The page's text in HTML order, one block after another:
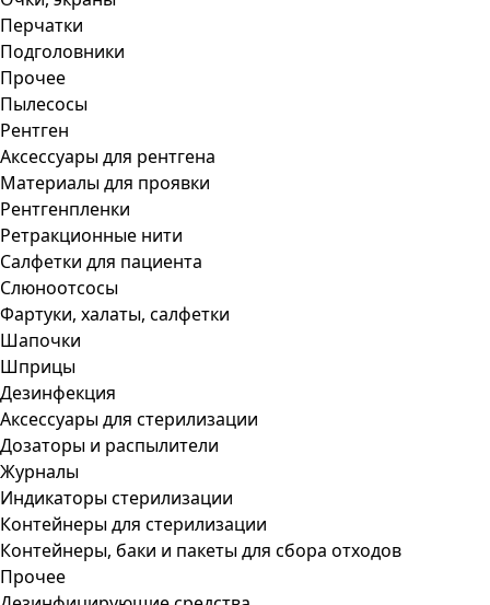
Перчатки
Подголовники
Прочее
Пылесосы
Рентген
Аксессуары для рентгена
Материалы для проявки
Рентгенпленки
Ретракционные нити
Салфетки для пациента
Слюноотсосы
Фартуки, халаты, салфетки
Шапочки
Шприцы
Дезинфекция
Аксессуары для стерилизации
Дозаторы и распылители
Журналы
Индикаторы стерилизации
Контейнеры для стерилизации
Контейнеры, баки и пакеты для сбора отходов
Прочее